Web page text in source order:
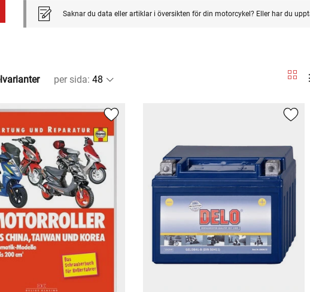
Saknar du data eller artiklar i översikten för din motorcykel? Eller har du
per sida: